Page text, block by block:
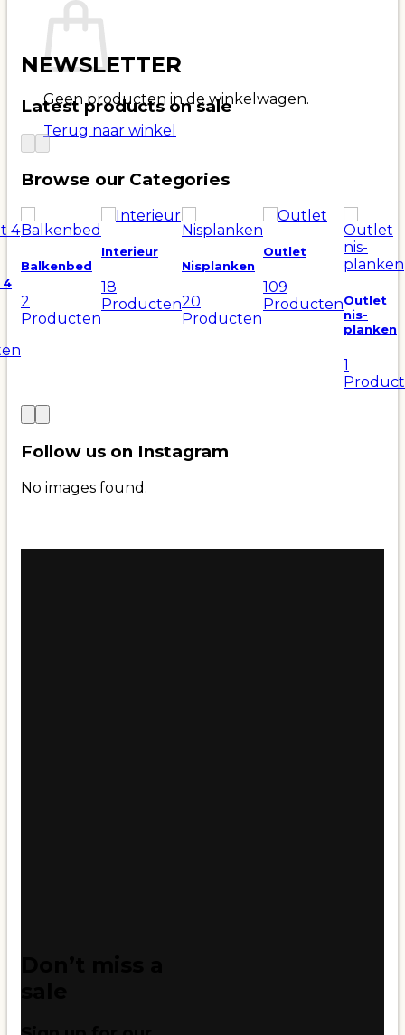
Geen producten in de winkelwagen.
Terug naar winkel
NEWSLETTER
Latest products on sale
Browse our Categories
Balkenbed
2
Producten
Interieur
18
Producten
Nisplanken
20
Producten
Outlet
109
ProductenOutlet
nis-
planken
1
Product
4
Follow us on Instagram
No images found.